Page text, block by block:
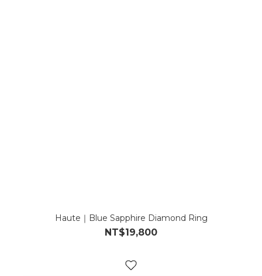
Haute｜Blue Sapphire Diamond Ring
NT$19,800